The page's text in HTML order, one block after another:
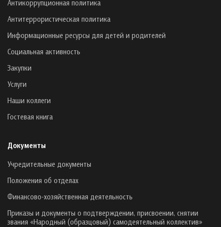
Антикоррупционная политика
Антитеррористическая политика
Информационные ресурсы для детей и родителей
Социальная активность
Закупки
Услуги
Наши коллеги
Гостевая книга
Документы
Учредительные документы
Положения об отделах
Финансово-хозяйственная деятельность
Приказы и документы о подтверждении, присвоении, снятии
звания «Народный (образцовый) самодеятельный коллектив»